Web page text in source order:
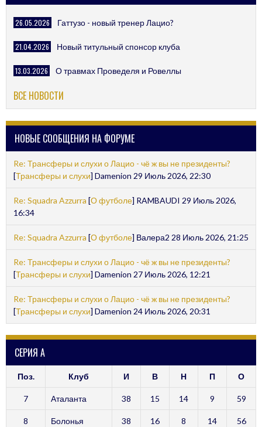
26.05.2026 Гаттузо - новый тренер Лацио?
21.04.2026 Новый титульный спонсор клуба
13.03.2026 О травмах Проведеля и Ровеллы
ВСЕ НОВОСТИ
НОВЫЕ СООБЩЕНИЯ НА ФОРУМЕ
Re: Трансферы и слухи о Лацио - чё ж вы не президенты?
[Трансферы и слухи] Damenion 29 Июль 2026, 22:30
Re: Squadra Azzurra [О футболе] RAMBAUDI 29 Июль 2026,
16:34
Re: Squadra Azzurra [О футболе] Валера2 28 Июль 2026, 21:25
Re: Трансферы и слухи о Лацио - чё ж вы не президенты?
[Трансферы и слухи] Damenion 27 Июль 2026, 12:21
Re: Трансферы и слухи о Лацио - чё ж вы не президенты?
[Трансферы и слухи] Damenion 24 Июль 2026, 20:31
СЕРИЯ А
Поз. Клуб И В Н П О
7 Аталанта 38 15 14 9 59
8 Болонья 38 16 8 14 56